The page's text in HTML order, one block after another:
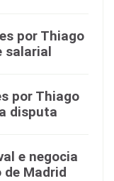
por Thiago
salarial
por Thiago
disputa
e negocia
Madrid